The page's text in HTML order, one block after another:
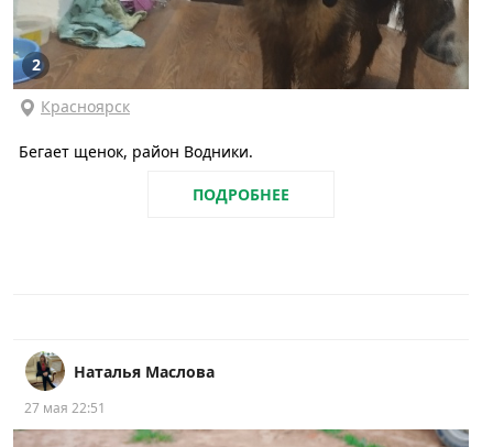
2
Красноярск
Бегает щенок, район Водники.
ПОДРОБНЕЕ
Наталья Маслова
27 мая 22:51